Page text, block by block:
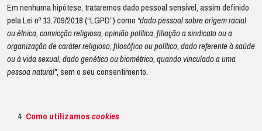
Em nenhuma hipótese, trataremos dado pessoal sensível, assim definido
pela Lei nº 13.709/2018 (“LGPD”) como “dado pessoal sobre origem racial
ou étnica, convicção religiosa, opinião política, filiação a sindicato ou a
organização de caráter religioso, filosófico ou político, dado referente à saúde
ou à vida sexual, dado genético ou biométrico, quando vinculado a uma
pessoa natural”,sem o seu consentimento.
Como utilizamoscookies